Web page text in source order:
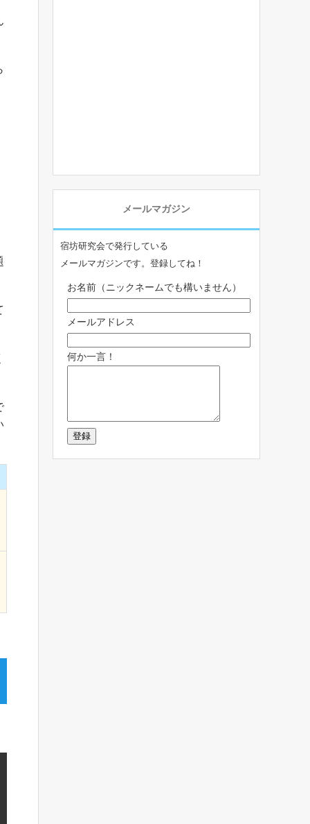
メールマガジン
宿坊研究会で発行している
メールマガジンです。登録してね！
お名前（ニックネームでも構いません）
メールアドレス
何か一言！